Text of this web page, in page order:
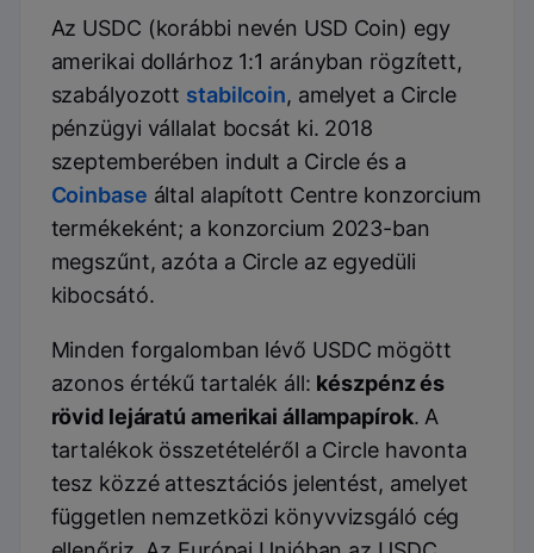
Az USDC (korábbi nevén USD Coin) egy
amerikai dollárhoz 1:1 arányban rögzített,
szabályozott stabilcoin, amelyet a Circle
pénzügyi vállalat bocsát ki. 2018
szeptemberében indult a Circle és a
Coinbase által alapított Centre konzorcium
termékeként; a konzorcium 2023-ban
megszűnt, azóta a Circle az egyedüli
kibocsátó.
Minden forgalomban lévő USDC mögött
azonos értékű tartalék áll: készpénz és
rövid lejáratú amerikai állampapírok. A
tartalékok összetételéről a Circle havonta
tesz közzé attesztációs jelentést, amelyet
független nemzetközi könyvvizsgáló cég